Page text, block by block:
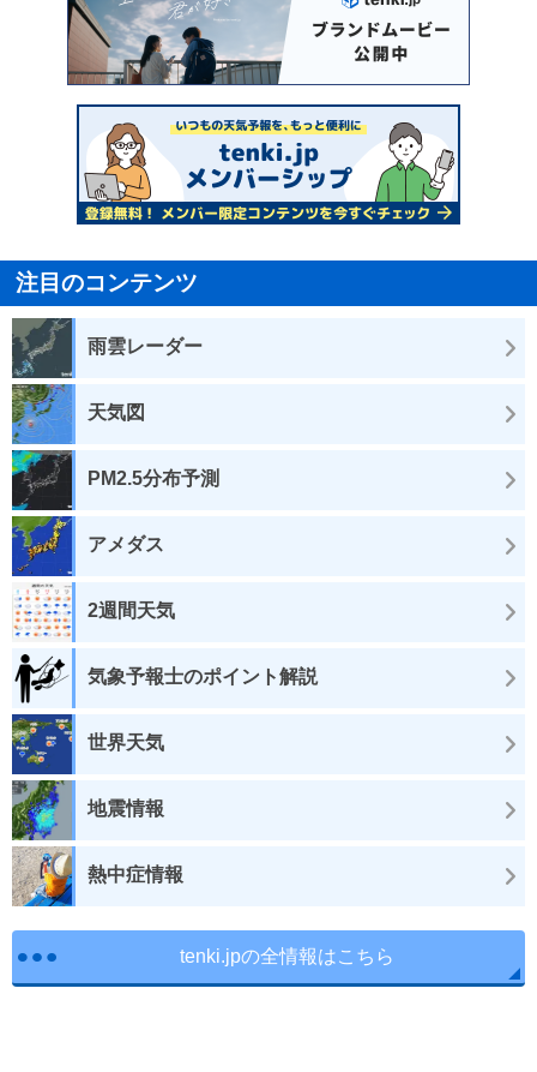
注目のコンテンツ
雨雲レーダー
天気図
PM2.5分布予測
アメダス
2週間天気
気象予報士のポイント解説
世界天気
地震情報
熱中症情報
tenki.jpの全情報はこちら